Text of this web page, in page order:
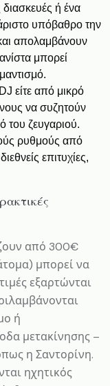
ή ένα
υπόβαθρο την
απολαμβάνουν
μπορεί
είτε από μικρό
να συζητούν
του ζευγαριού.
ρυθμούς από
επιτυχίες,
από 300€
μπορεί να
εξαρτώνται
ή
μετακίνησης –
η Σαντορίνη.
ηχητικός